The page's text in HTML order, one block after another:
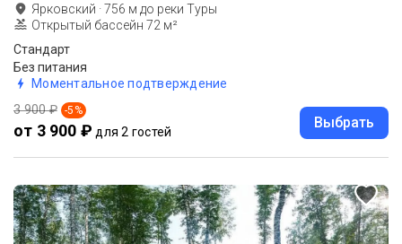
Ярковский ·756 м до реки Туры
Открытый бассейн 72 м²
Стандарт
Без питания
Моментальное подтверждение
3 900 ₽ -5 %
от 3 900 ₽ для 2 гостей
Выбрать